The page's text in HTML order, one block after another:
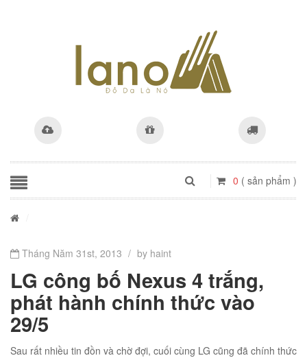
0 ( sản phẩm )
Tháng Năm 31st, 2013 / by haint
LG công bố Nexus 4 trắng,
phát hành chính thức vào
29/5
Sau rất nhiều tin đồn và chờ đợi, cuối cùng LG cũng đã chính thức